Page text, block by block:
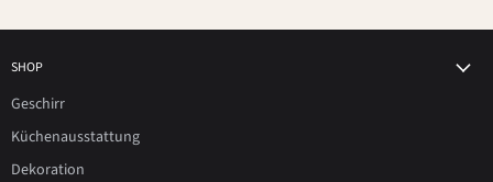
SHOP
Geschirr
Küchenausstattung
Dekoration